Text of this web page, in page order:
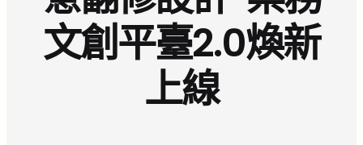
文創平臺2.0煥新
上線